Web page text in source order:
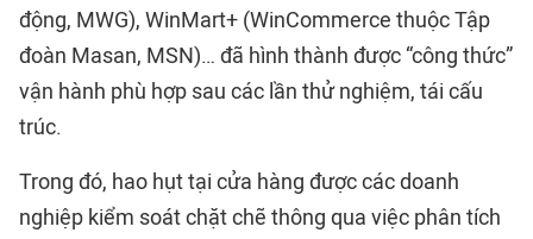
động, MWG), WinMart+ (WinCommerce thuộc Tập
đoàn Masan, MSN)… đã hình thành được “công thức”
vận hành phù hợp sau các lần thử nghiệm, tái cấu
trúc.
Trong đó, hao hụt tại cửa hàng được các doanh
nghiệp kiểm soát chặt chẽ thông qua việc phân tích